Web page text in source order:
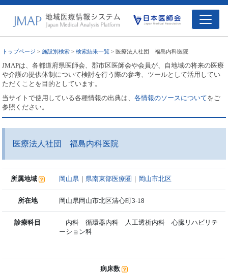
トップページ >施設別検索 >検索結果一覧 > 医療法人社団 福島内科医院
JMAPは、各都道府県医師会、郡市区医師会や会員が、自地域の将来の医療
や介護の提供体制について検討を行う際の参考、ツールとして活用してい
ただくことを目的としています。
当サイトで使用している各種情報の出典は、各情報のソースについてをご
参照ください。
医療法人社団 福島内科医院
所属地域 岡山県 ｜ 県南東部医療圏 ｜ 岡山市北区
所在地 岡山県岡山市北区清心町3-18
診療科目
内科 循環器内科 人工透析内科 心臓リハビリテ
ーション科
病床数